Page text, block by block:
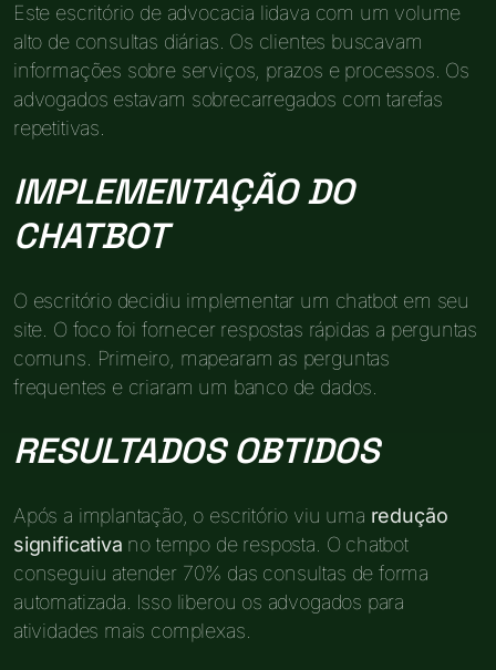
Este escritório de advocacia lidava com um volume
alto de consultas diárias. Os clientes buscavam
informações sobre serviços, prazos e processos. Os
advogados estavam sobrecarregados com tarefas
repetitivas.
IMPLEMENTAÇÃO DO
CHATBOT
O escritório decidiu implementar um chatbot em seu
site. O foco foi fornecer respostas rápidas a perguntas
comuns. Primeiro, mapearam as perguntas
frequentes e criaram um banco de dados.
RESULTADOS OBTIDOS
Após a implantação, o escritório viu uma redução
significativa no tempo de resposta. O chatbot
conseguiu atender 70% das consultas de forma
automatizada. Isso liberou os advogados para
atividades mais complexas.